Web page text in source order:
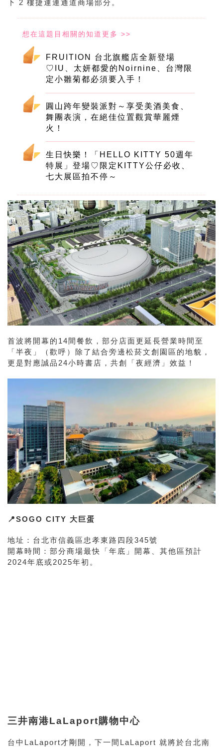
下 2 樓捷運連通道商場部分。
FRUITION 台北旗艦店全新登場
♡IU、太妍都愛的Noirnine、台灣限
定小雛菊都必須要入手！
圓山跨年變裝派對～享受美酒美食、
舞團表演，在絕佳位置觀賞華麗煙
火！
生日快樂！「HELLO KITTY 50週年
特展」登場♡限定KITTY公仔必收、
七大展區拍不停～
首波將開幕的14間餐飲，部分店面更延長營業時間至
「半夜」（歡呼）除了結合旁邊松菸文創園區的地貌，
更是對應誠品24小時書店，共創「夜經濟」效益！
📍SOGO CITY 大巨蛋
地址：台北市信義區忠孝東路四段345號
開幕時間：部分商場最快「年底」開幕、其他區預計
2024年底或2025年初。
三井南港LaLaport購物中心
台中LaLaport才剛開，下一間LaLaport 就將於台北南